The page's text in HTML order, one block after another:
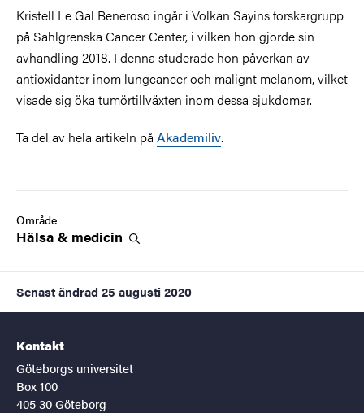
Kristell Le Gal Beneroso ingår i Volkan Sayins forskargrupp
på Sahlgrenska Cancer Center, i vilken hon gjorde sin
avhandling 2018. I denna studerade hon påverkan av
antioxidanter inom lungcancer och malignt melanom, vilket
visade sig öka tumörtillväxten inom dessa sjukdomar.
Ta del av hela artikeln på Akademiliv.
Område
Hälsa & medicin
Senast ändrad 25 augusti 2020
Kontakt
Göteborgs universitet
Box 100
405 30 Göteborg